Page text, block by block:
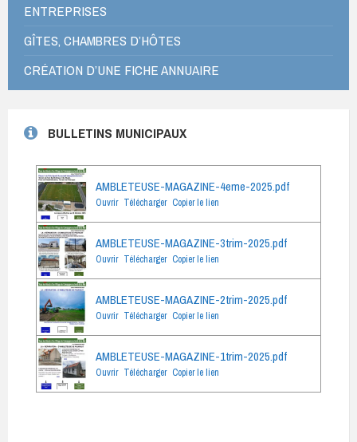
ENTREPRISES
GÎTES, CHAMBRES D’HÔTES
CRÉATION D’UNE FICHE ANNUAIRE
BULLETINS MUNICIPAUX
AMBLETEUSE-MAGAZINE-4eme-2025.pdf
Ouvrir Télécharger Copier le lien
AMBLETEUSE-MAGAZINE-3trim-2025.pdf
Ouvrir Télécharger Copier le lien
AMBLETEUSE-MAGAZINE-2trim-2025.pdf
Ouvrir Télécharger Copier le lien
AMBLETEUSE-MAGAZINE-1trim-2025.pdf
Ouvrir Télécharger Copier le lien